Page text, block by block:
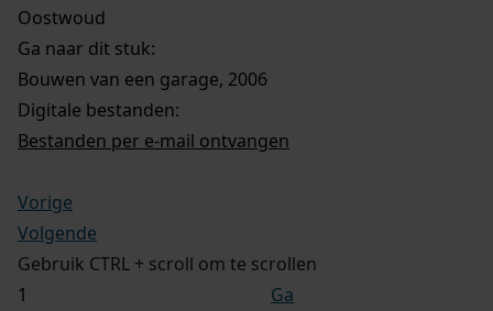
Oostwoud
Ga naar dit stuk:
Bouwen van een garage, 2006
Digitale bestanden:
Bestanden per e-mail ontvangen
Vorige
Volgende
Gebruik CTRL + scroll om te scrollen
Ga